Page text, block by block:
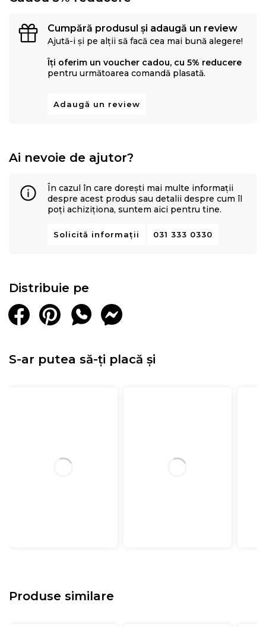
Cumpără produsul și adaugă un review
Ajută-i și pe alții să facă cea mai bună alegere!
Îți oferim un voucher cadou, cu 5% reducere
pentru următoarea comandă plasată.
Adaugă un review
Ai nevoie de ajutor?
În cazul în care dorești mai multe informații
despre acest produs sau detalii despre cum îl
poți achiziționa, suntem aici pentru tine.
Solicită informații 031 333 0330
Distribuie pe
S-ar putea să-ți placă și
Produse similare